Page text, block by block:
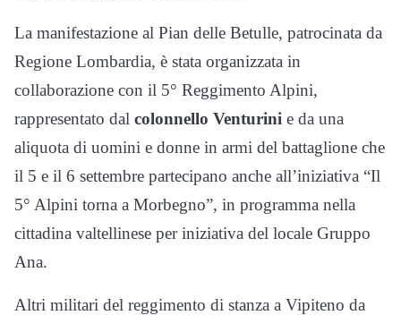
La manifestazione al Pian delle Betulle, patrocinata da
Regione Lombardia, è stata organizzata in
collaborazione con il 5° Reggimento Alpini,
rappresentato dal colonnello Venturini e da una
aliquota di uomini e donne in armi del battaglione che
il 5 e il 6 settembre partecipano anche all’iniziativa “Il
5° Alpini torna a Morbegno”, in programma nella
cittadina valtellinese per iniziativa del locale Gruppo
Ana.
Altri militari del reggimento di stanza a Vipiteno da